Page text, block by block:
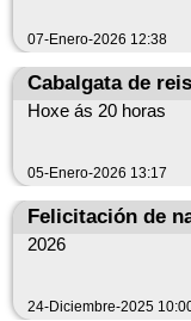
resposta ás
Dende o Concello e
positivamente esta
reiterada da
OPE: 2025 Categoría: médicos/as de familia Centro: centro de
saúde de Riotorto Situación: praza cuberta; a profesional
adxudicataria tomará
asistencial
07-Enero-2026 12:38
Cabalgata de reis
Hoxe ás 20 horas
05-Enero-2026 13:17
Felicitación de
2026
24-Diciembre-2025